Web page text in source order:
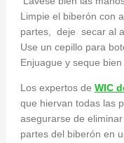
Limpie el biberón con
partes, deje secar al
Use un cepillo para
Enjuague y seque bien
Los expertos de WIC
que hiervan todas las
asegurarse de
partes del biberón en